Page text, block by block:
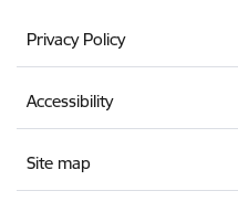
Privacy Policy
Accessibility
Site map